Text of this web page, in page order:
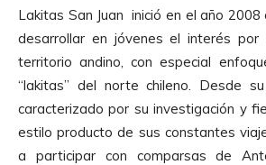
Lakitas San Juan inició en el año
desarrollar en jóvenes el interés por
territorio andino, con especial
“lakitas” del norte chileno. Desde
caracterizado por su investigación y
estilo producto de sus constantes
a participar con comparsas de